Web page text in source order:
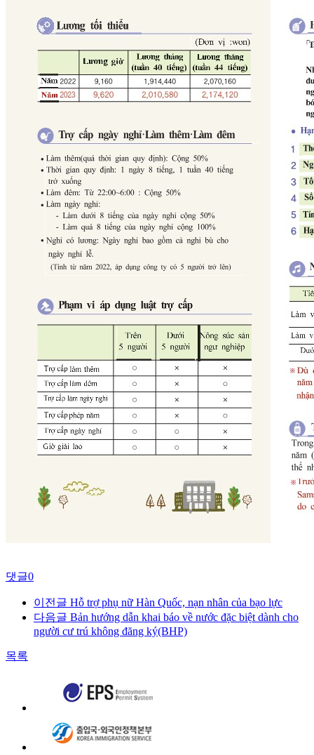
댓글0
이전글 Hỗ trợ phụ nữ Hàn Quốc, nạn nhân của bạo lực
다음글 Bản hướng dẫn khai báo về nước đặc biệt dành cho
người cư trú không đăng ký(BHP)
목록